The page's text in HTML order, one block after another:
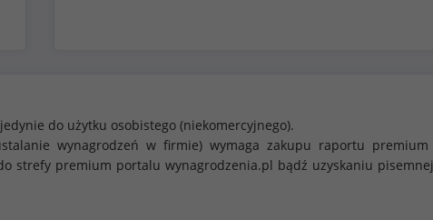
do użytku osobistego (niekomercyjnego).
wynagrodzeń w firmie) wymaga zakupu raportu
strefy premium portalu wynagrodzenia.pl bądź uzyskaniu